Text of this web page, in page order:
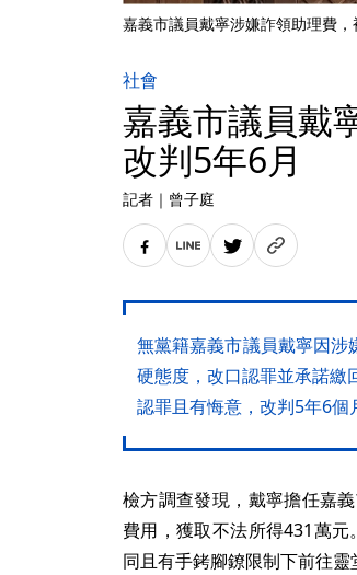
嘉義市議員戴寧涉嫌詐領助理費，
社會
嘉義市議員戴
改判5年6月
記者 ｜ 曾子庭
無黨籍嘉義市議員戴寧因涉
硬態度，改口認罪並承諾繳
認罪且有悔意，改判5年6個
檢方調查發現，戴寧擔任嘉
費用，獲取不法所得431萬
同且有手銬腳鐐限制下前往靈